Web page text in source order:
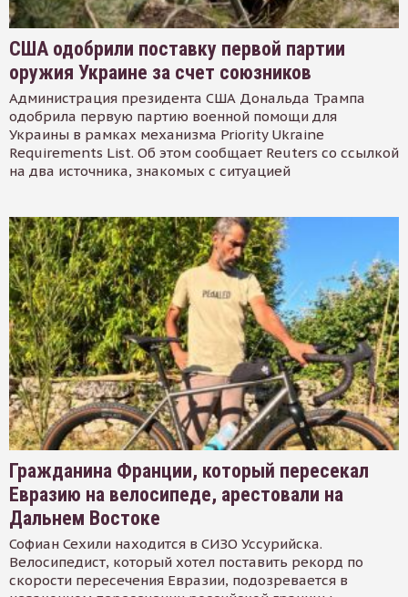
США одобрили поставку первой партии
оружия Украине за счет союзников
Администрация президента США Дональда Трампа
одобрила первую партию военной помощи для
Украины в рамках механизма Priority Ukraine
Requirements List. Об этом сообщает Reuters со ссылкой
на два источника, знакомых с ситуацией
Гражданина Франции, который пересекал
Евразию на велосипеде, арестовали на
Дальнем Востоке
Софиан Сехили находится в СИЗО Уссурийска.
Велосипедист, который хотел поставить рекорд по
скорости пересечения Евразии, подозревается в